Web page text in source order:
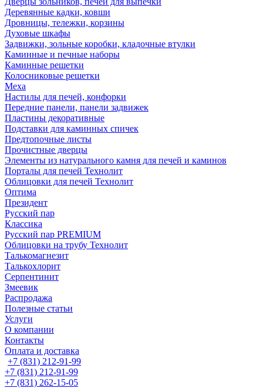
Деревянные кадки, ковши
Дровницы, тележки, корзины
Духовые шкафы
Задвижки, зольные коробки, кладочные втулки
Каминные и печные наборы
Каминные решетки
Колосниковые решетки
Меха
Настилы для печей, конфорки
Передние панели, панели задвижек
Пластины декоративные
Подставки для каминных спичек
Предтопочные листы
Прочистные дверцы
Элементы из натурального камня для печей и каминов
Порталы для печей Технолит
Облицовки для печей Технолит
Оптима
Президент
Русский пар
Классика
Русский пар PREMIUM
Облицовки на трубу Технолит
Талькомагнезит
Талькохлорит
Серпентинит
Змеевик
Распродажа
Полезные статьи
Услуги
О компании
Контакты
Оплата и доставка
+7 (831) 212-91-99
+7 (831) 212-91-99
+7 (831) 262-15-05